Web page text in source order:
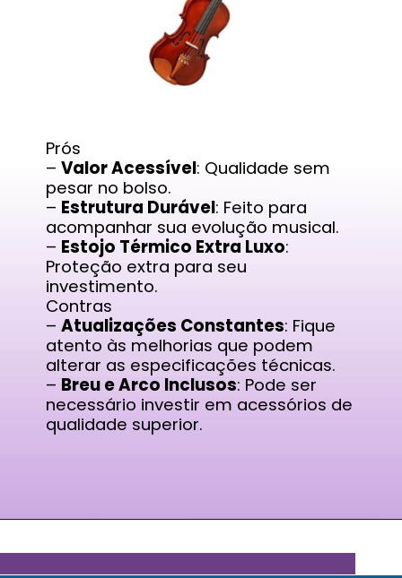
Prós
–Valor Acessível: Qualidade sem
pesar no bolso.
– Estrutura Durável: Feito para
acompanhar sua evolução musical.
– Estojo Térmico Extra Luxo:
Proteção extra para seu
investimento.
Contras
–Atualizações Constantes: Fique
atento às melhorias que podem
alterar as especificações técnicas.
– Breu e Arco Inclusos: Pode ser
necessário investir em acessórios de
qualidade superior.